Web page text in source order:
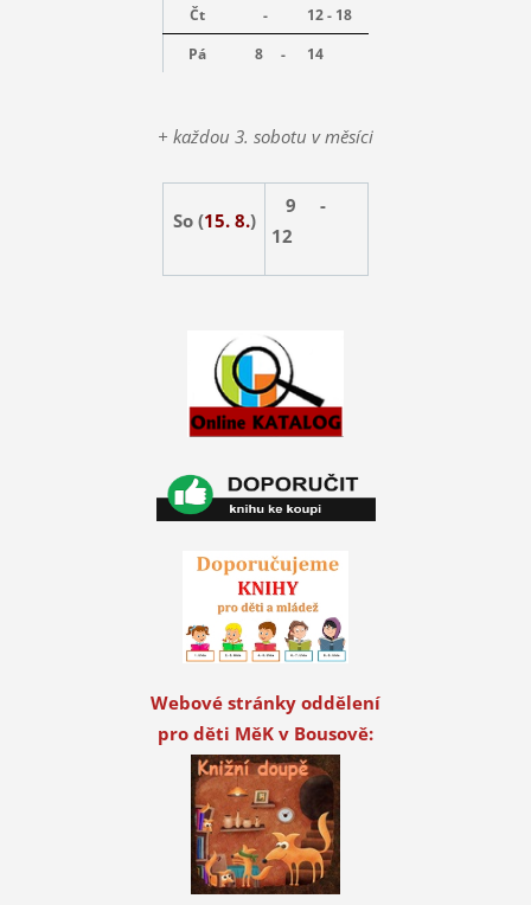
Čt
-
12 - 18
Pá
8 - 14
+ každou 3. sobotu v měsíci
So (15. 8.)
9 -
12
Webové stránky oddělení
pro děti MěK v Bousově: